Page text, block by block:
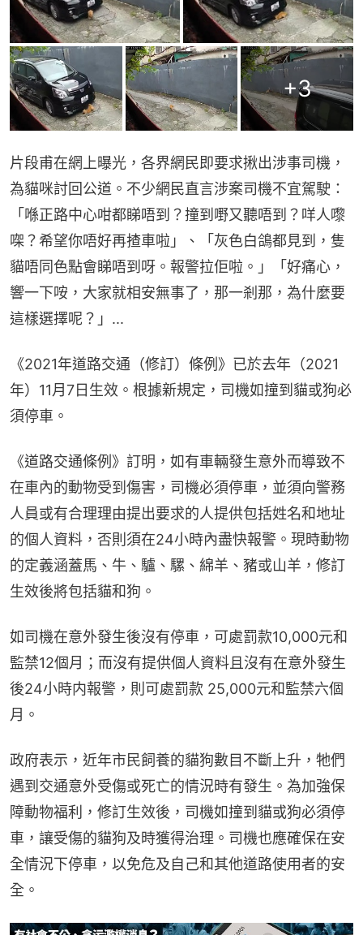
+3
片段甫在網上曝光，各界網民即要求揪出涉事司機，
為貓咪討回公道。不少網民直言涉案司機不宜駕駛：
「喺正路中心咁都睇唔到？撞到嘢又聽唔到？咩人嚟
㗎？希望你唔好再揸車啦」、「灰色白鴿都見到，隻
貓唔同色點會睇唔到呀。報警拉佢啦。」「好痛心，
響一下咹，大家就相安無事了，那一剎那，為什麼要
這樣選擇呢？」...
《2021年道路交通（修訂）條例》已於去年（2021
年）11月7日生效。根據新規定，司機如撞到貓或狗必
須停車。
《道路交通條例》訂明，如有車輛發生意外而導致不
在車內的動物受到傷害，司機必須停車，並須向警務
人員或有合理理由提出要求的人提供包括姓名和地址
的個人資料，否則須在24小時內盡快報警。現時動物
的定義涵蓋馬、牛、驢、騾、綿羊、豬或山羊，修訂
生效後將包括貓和狗。
如司機在意外發生後沒有停車，可處罰款10,000元和
監禁12個月；而沒有提供個人資料且沒有在意外發生
後24小時内報警，則可處罰款 25,000元和監禁六個
月。
政府表示，近年市民飼養的貓狗數目不斷上升，牠們
遇到交通意外受傷或死亡的情況時有發生。為加強保
障動物福利，修訂生效後，司機如撞到貓或狗必須停
車，讓受傷的貓狗及時獲得治理。司機也應確保在安
全情況下停車，以免危及自己和其他道路使用者的安
全。